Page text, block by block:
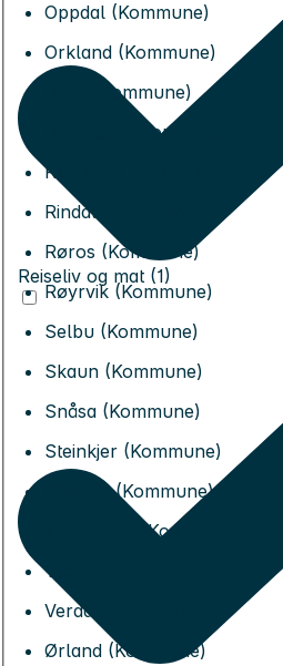
Oppdal (Kommune)
Orkland (Kommune)
Osen (Kommune)
Overhalla (Kommune)
Rennebu (Kommune)
Rindal (Kommune)
Røros (Kommune)
Røyrvik (Kommune)
Selbu (Kommune)
Skaun (Kommune)
Snåsa (Kommune)
Steinkjer (Kommune)
Stjørdal (Kommune)
Trondheim (Kommune)
Tydal (Kommune)
Verdal (Kommune)
Ørland (Kommune)
Reiseliv og mat (1)